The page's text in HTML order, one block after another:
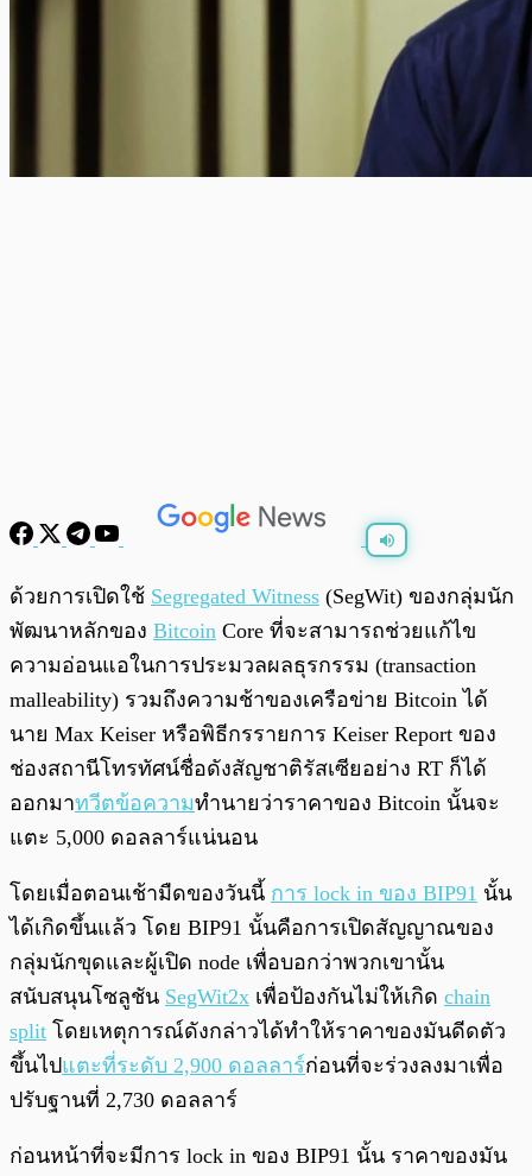
พร้อมเล่น 0:00
ด้วยการเปิดใช้ Segregated Witness (SegWit) ของกลุ่มนัก
พัฒนาหลักของ Bitcoin Core ที่จะสามารถช่วยแก้ไข
ความอ่อนแอในการประมวลผลธุรกรรม (transaction
malleability) รวมถึงความช้าของเครือข่าย Bitcoin ได้
นาย Max Keiser หรือพิธีกรรายการ Keiser Report ของ
ช่องสถานีโทรทัศน์ชื่อดังสัญชาติรัสเซียอย่าง RT ก็ได้
ออกมาทวีตข้อความทำนายว่าราคาของ Bitcoin นั้นจะ
แตะ 5,000 ดอลลาร์แน่นอน
โดยเมื่อตอนเช้ามืดของวันนี้ การ lock in ของ BIP91 นั้น
ได้เกิดขึ้นแล้ว โดย BIP91 นั้นคือการเปิดสัญญาณของ
กลุ่มนักขุดและผู้เปิด node เพื่อบอกว่าพวกเขานั้น
สนับสนุนโซลูชัน SegWit2x เพื่อป้องกันไม่ให้เกิด chain
split โดยเหตุการณ์ดังกล่าวได้ทำให้ราคาของมันดีดตัว
ขึ้นไปแตะที่ระดับ 2,900 ดอลลาร์ก่อนที่จะร่วงลงมาเพื่อ
ปรับฐานที่ 2,730 ดอลลาร์
ก่อนหน้าที่จะมีการ lock in ของ BIP91 นั้น ราคาของมัน